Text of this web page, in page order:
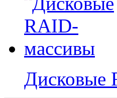
Дисковые